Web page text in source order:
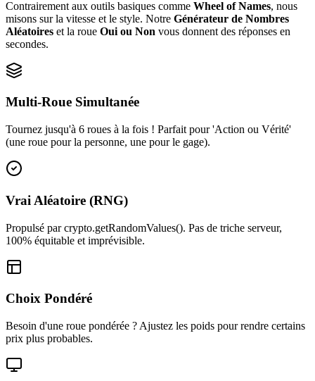
Contrairement aux outils basiques comme Wheel of Names, nous
misons sur la vitesse et le style. Notre Générateur de Nombres
Aléatoires et la roue Oui ou Non vous donnent des réponses en
secondes.
Multi-Roue Simultanée
Tournez jusqu'à 6 roues à la fois ! Parfait pour 'Action ou Vérité'
(une roue pour la personne, une pour le gage).
Vrai Aléatoire (RNG)
Propulsé par crypto.getRandomValues(). Pas de triche serveur,
100% équitable et imprévisible.
Choix Pondéré
Besoin d'une roue pondérée ? Ajustez les poids pour rendre certains
prix plus probables.